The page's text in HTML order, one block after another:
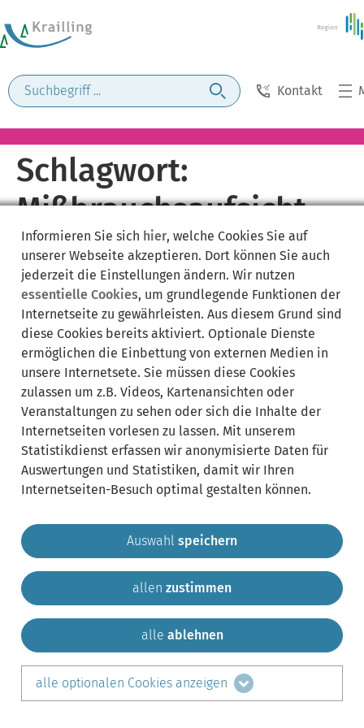
Kontakt
Schlagwort:
Mißbrauchsaufsicht
über
marktbeherrschende
Unternehmen,
Gemeinde Krailling Impressum
Kontakt
teilen auf:
LinkedIn
Informieren Sie sich hier, welche Cookies Sie auf
unserer Webseite akzeptieren. Dort können Sie auch
jederzeit die Einstellungen ändern. Wir nutzen
essentielle Cookies, um grundlegende Funktionen der
Internetseite zu gewährleisten. Aus diesem Grund sind
diese Cookies bereits aktiviert. Optionale Dienste
ermöglichen die Einbettung von externen Medien in
unsere Internetsete. Sie müssen diese Cookies
zulassen um z.B. Videos, Kartenansichten oder
Veranstaltungen zu sehen oder sich die Inhalte der
Internetseiten vorlesen zu lassen. Mit unserem
Statistikdienst erfassen wir anonymisierte Daten für
Auswertungen und Statistiken, damit wir Ihren
Internetseiten-Besuch optimal gestalten können.
Auswahl speichern
allen zustimmen
alle ablehnen
alle optionalen Cookies anzeigen